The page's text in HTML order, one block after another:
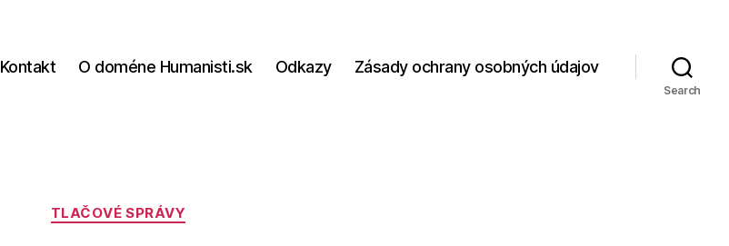
Kontakt O doméne Humanisti.sk Odkazy Zásady ochrany osobných údajov
Search
Kategórie
TLAČOVÉ SPRÁVY